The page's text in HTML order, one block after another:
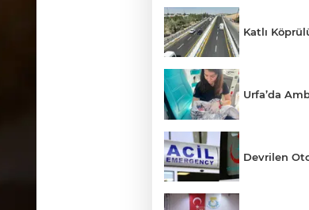
Katlı
Urfa’da
Devrilen